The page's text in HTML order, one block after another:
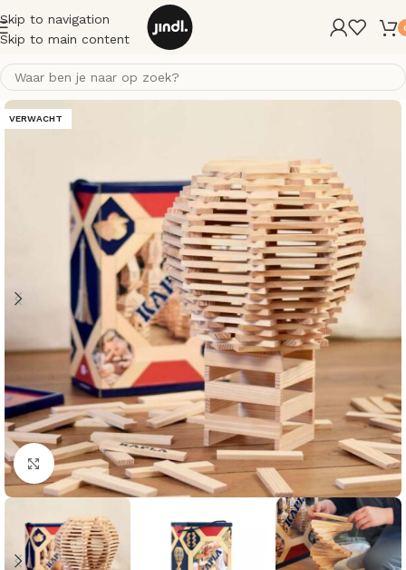
Skip to navigation
Skip to main content
VERWACHT
Klik om te vergroten